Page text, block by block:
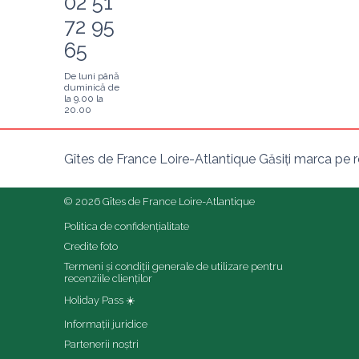
72 95
65
De luni până
duminică de
la 9.00 la
20.00
Gîtes de France Loire-Atlantique Găsiți marca pe
© 2026 Gîtes de France Loire-Atlantique
Politica de confidențialitate
Credite foto
Termeni și condiții generale de utilizare pentru
recenziile clienților
Holiday Pass ☀️
Informații juridice
Partenerii noștri